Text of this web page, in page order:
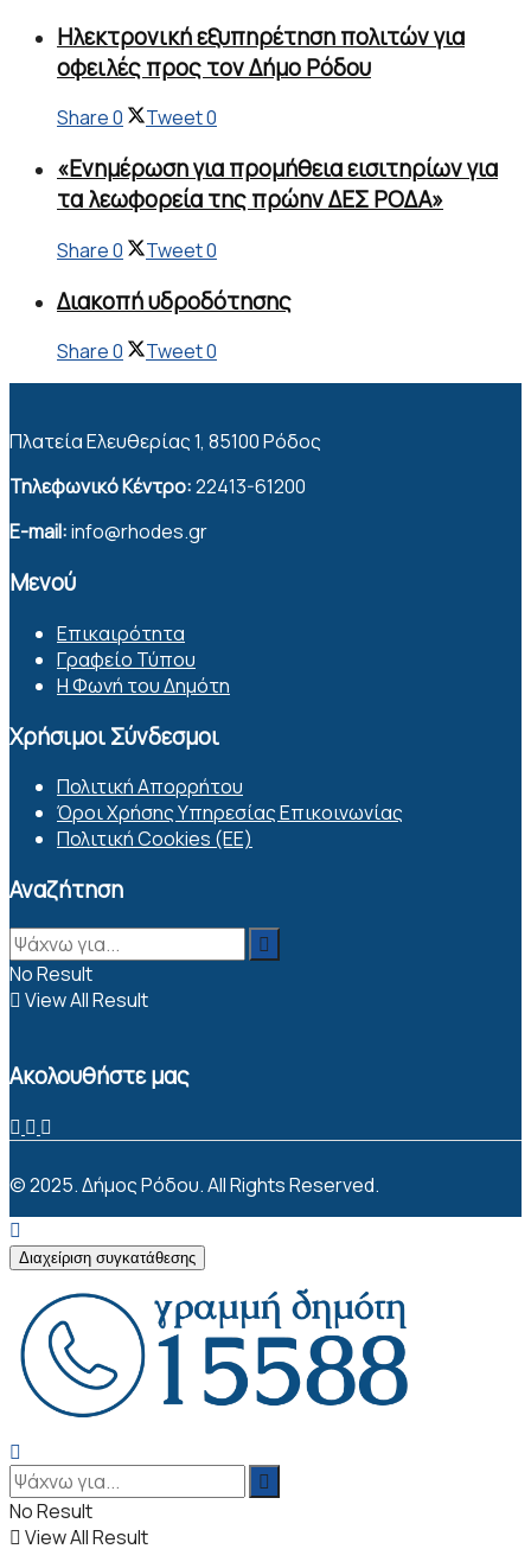
Ηλεκτρονική εξυπηρέτηση πολιτών για
οφειλές προς τον Δήμο Ρόδου
Share0 Tweet0
«Ενημέρωση για προμήθεια εισιτηρίων για
τα λεωφορεία της πρώην ΔΕΣ ΡΟΔΑ»
Share0 Tweet0
Διακοπή υδροδότησης
Share0 Tweet0
Πλατεία Ελευθερίας 1, 85100 Ρόδος
Τηλεφωνικό Κέντρο:22413-61200
E-mail:info@rhodes.gr
Μενού
Επικαιρότητα
Γραφείο Τύπου
Η Φωνή του Δημότη
Χρήσιμοι Σύνδεσμοι
Πολιτική Απορρήτου
Όροι Χρήσης Υπηρεσίας Επικοινωνίας
Πολιτική Cookies (ΕΕ)
Αναζήτηση
No Result
View All Result
Ακολουθήστε μας
© 2025. Δήμος Ρόδου. All Rights Reserved.
Διαχείριση συγκατάθεσης
No Result
View All Result